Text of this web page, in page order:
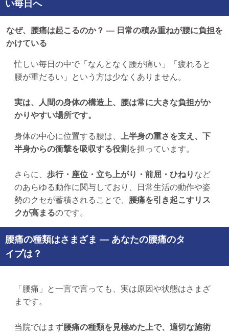
い毎日へ
なぜ、腰痛は起こるのか？ — 日常の積み重ねが腰に負担を
かけている
忙しい毎日の中で「なんとなく腰が痛い」「疲れると
腰が重だるい」という方は少なくありません。
実は、人間の身体の構造上、腰は常に大きな負担がか
かりやすい場所です。
身体の中心に位置する腰は、
上半身の重さを支え、下
半身からの衝撃を吸収する役割 を担っています。
さらに、 歩行・座位・立ち上がり・前屈・ひねり など
のあらゆる動作に関与しており、日常生活の動作や姿
勢のクセが蓄積されることで、 腰痛を引き起こすリス
クが高まるのです。
腰痛の種類はさまざま — あなたの腰痛のタ
イプは？
「腰痛」と一言で言っても、実は原因や状態はさまざ
まです。
当院ではまず腰痛の種類を見極めた上で、適切な施術